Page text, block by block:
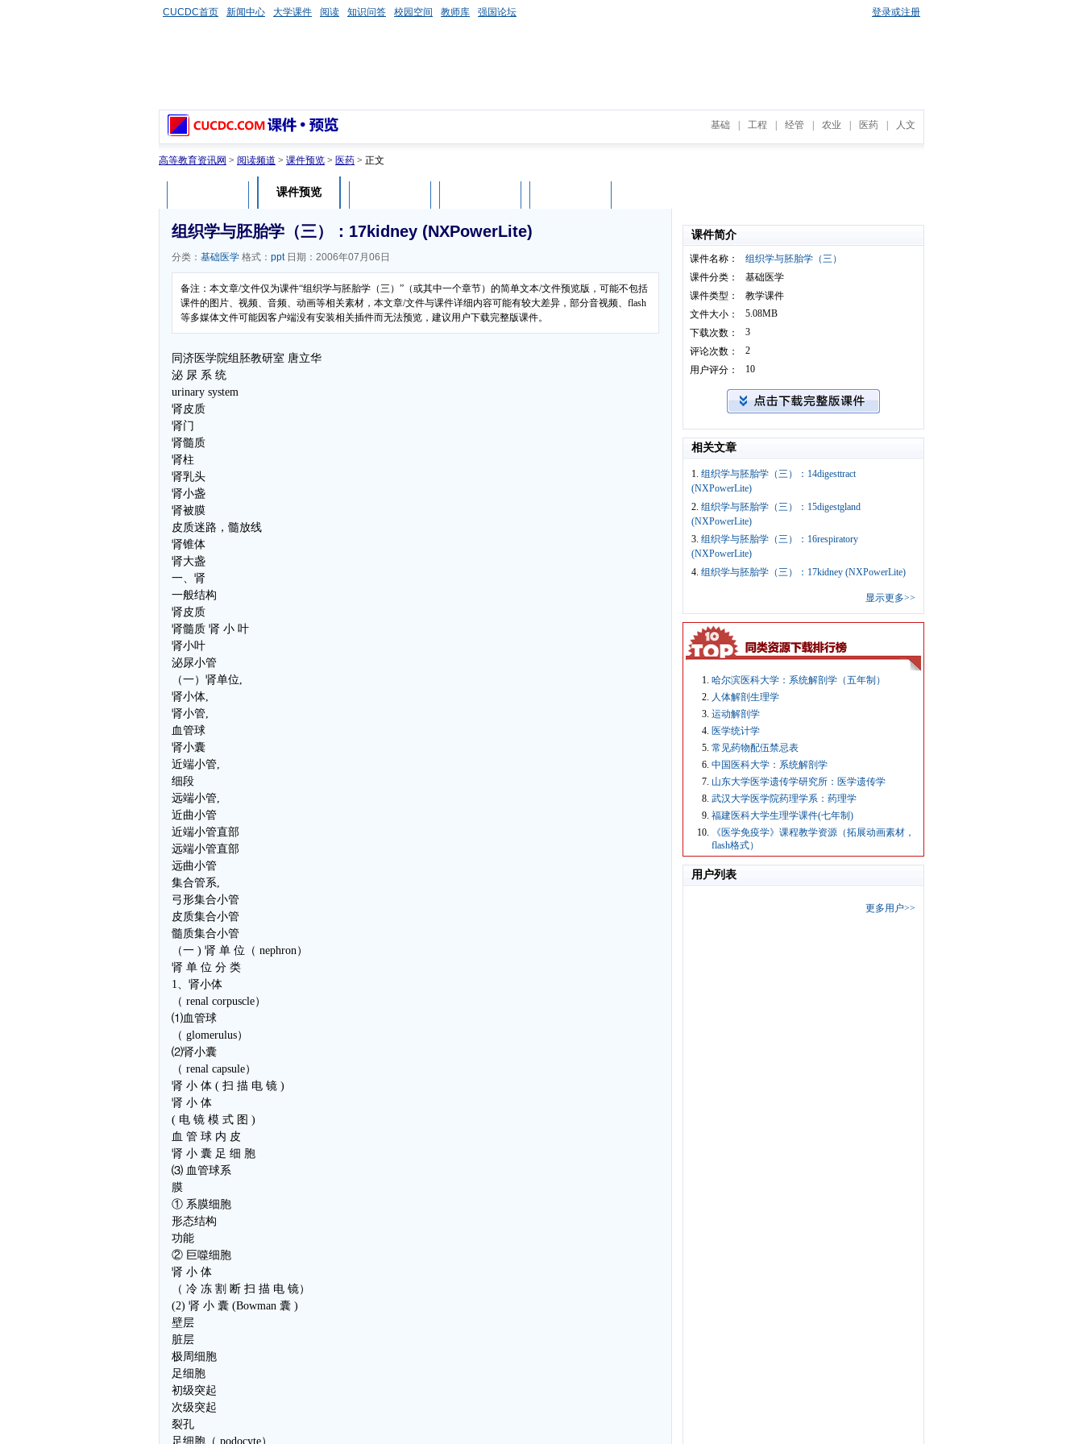
CUCDC首页 新闻中心 大学课件 阅读 知识问答 校园空间 教师库 强国论坛 登录或注册
基础 工程 经管 农业 医药 人文
高等教育资讯网 > 阅读频道 > 课件预览 > 医药 > 正文
课件预览
组织学与胚胎学（三）：17kidney (NXPowerLite)
分类： 基础医学 格式： ppt日期：2006年07月06日
备注：本文章/文件仅为课件“组织学与胚胎学（三）”（或其中一个章节）的简单文本/文件预览版，可能不包括
课件的图片、视频、音频、动画等相关素材，本文章/文件与课件详细内容可能有较大差异，部分音视频、flash
等多媒体文件可能因客户端没有安装相关插件而无法预览，建议用户下载完整版课件。
同济医学院组胚教研室 唐立华
泌 尿 系 统
urinary system
肾皮质
肾门
肾髓质
肾柱
肾乳头
肾小盏
肾被膜
皮质迷路，髓放线
肾锥体
肾大盏
一、肾
一般结构
肾皮质
肾髓质 肾 小 叶
肾小叶
泌尿小管
（一）肾单位,
肾小体,
肾小管,
血管球
肾小囊
近端小管,
细段
远端小管,
近曲小管
近端小管直部
远端小管直部
远曲小管
集合管系,
弓形集合小管
皮质集合小管
髓质集合小管
（一 ) 肾 单 位（ nephron）
肾 单 位 分 类
1、肾小体
（ renal corpuscle）
⑴血管球
（ glomerulus）
⑵肾小囊
（ renal capsule）
肾 小 体 ( 扫 描 电 镜 )
肾 小 体
( 电 镜 模 式 图 )
血 管 球 内 皮
肾 小 囊 足 细 胞
⑶ 血管球系
膜
① 系膜细胞
形态结构
功能
② 巨噬细胞
肾 小 体
（ 冷 冻 割 断 扫 描 电 镜）
(2) 肾 小 囊 (Bowman 囊 )
壁层
脏层
极周细胞
足细胞
初级突起
次级突起
裂孔
足细胞（ podocyte）
课件简介
课件名称：
组织学与胚胎学（三）
课件分类：
基础医学
课件类型：
教学课件
文件大小：
5.08MB
下载次数：
3
评论次数：
2
用户评分：
10
相关文章
1. 组织学与胚胎学（三）：14digesttract
(NXPowerLite)
2. 组织学与胚胎学（三）：15digestgland
(NXPowerLite)
3. 组织学与胚胎学（三）：16respiratory
(NXPowerLite)
4. 组织学与胚胎学（三）：17kidney (NXPowerLite)
显示更多>>
哈尔滨医科大学：系统解剖学（五年制）
人体解剖生理学
运动解剖学
医学统计学
常见药物配伍禁忌表
中国医科大学：系统解剖学
山东大学医学遗传学研究所：医学遗传学
武汉大学医学院药理学系：药理学
福建医科大学生理学课件(七年制)
《医学免疫学》课程教学资源（拓展动画素材，
flash格式）
用户列表
更多用户>>